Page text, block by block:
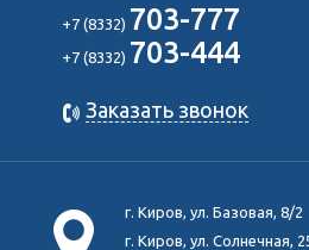
+7 (8332) 703-777
+7 (8332) 703-444
Заказать звонок
г. Киров, ул. Базовая, 8/2
г. Киров, ул. Солнечная,